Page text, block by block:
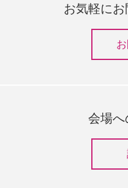
お気軽に
会場へ